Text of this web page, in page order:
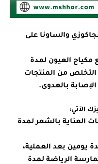
والساونا على
العيون لمدة
التخلص من المنتجات
بالعدوى.
الآتي:
العناية بالشعر لمدة
يومين بعد العملية،
الرياضة لمدة